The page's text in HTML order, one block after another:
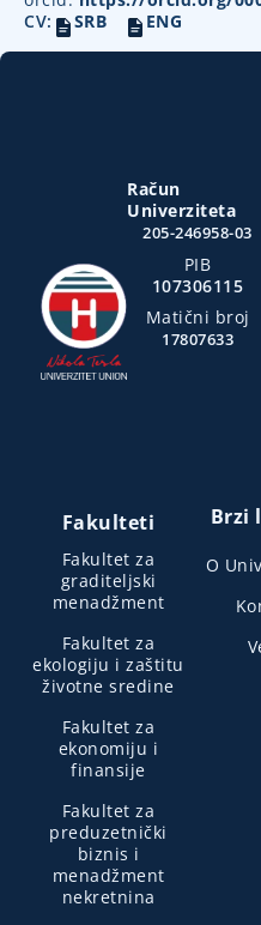
CV:
SRB ENG
Račun
Univerziteta
205-246958-03
PIB
107306115
Matični broj
17807633
Fakulteti
Fakultet za
graditeljski
menadžment
Fakultet za
ekologiju i zaštitu
životne sredine
Fakultet za
ekonomiju i
finansije
Fakultet za
preduzetnički
biznis i
menadžment
nekretnina
Brzi
O